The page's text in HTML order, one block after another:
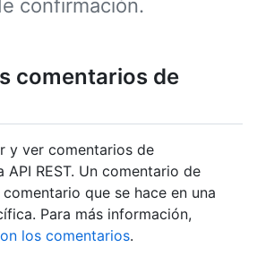
confirmación.
comentarios de
y ver comentarios de
REST. Un comentario de
que se hace en una
Para más información,
los comentarios.